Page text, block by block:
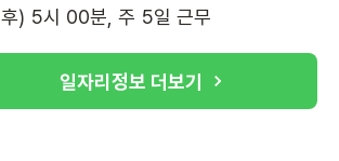
후) 5시 00분, 주 5일 근무
일자리정보 더보기